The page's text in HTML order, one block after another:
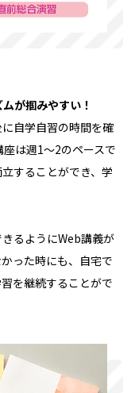
が掴みやすい！
自学自習の時間を確
は週1～2のペースで
することができ、学
るようにWeb講義が
った時にも、自宅で
を継続することがで